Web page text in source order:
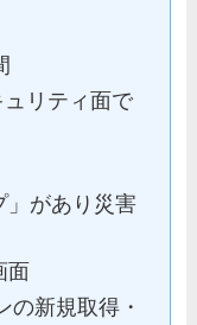
ュリティ面で
」があり災害
面
の新規取得・